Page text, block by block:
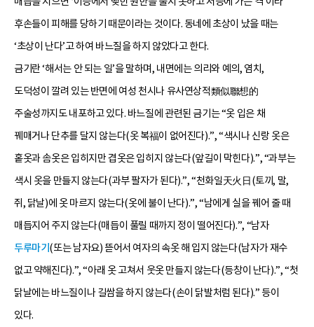
후손들이 피해를 당하기 때문이라는 것이다. 동네에 초상이 났을 때는
‘초상이 난다’고 하여 바느질을 하지 않았다고 한다.
금기란 ‘해서는 안 되는 일’을 말하며, 내면에는 의리와 예의, 염치,
도덕성이 깔려 있는 반면에 여성 천시나 유사연상적類似聯想的
주술성까지도 내포하고 있다. 바느질에 관련된 금기는 “옷 입은 채
꿰매거나 단추를 달지 않는다(옷 복福이 없어진다).”, “색시나 신랑 옷은
홑옷과 솜옷은 입히지만 겹옷은 입히지 않는다(앞길이 막힌다).”, “과부는
색시 옷을 만들지 않는다(과부 팔자가 된다).”, “천화일天火日(토끼, 말,
쥐, 닭날)에 옷 마르지 않는다(옷에 불이 난다).”, “남에게 실을 꿰어 줄 때
매듭지어 주지 않는다(매듭이 풀릴 때까지 정이 떨어진다).”, “남자
두루마기 (또는 남자요) 뜯어서 여자의 속옷 해 입지 않는다(남자가 재수
없고 약해진다).”, “아래 옷 고쳐서 웃옷 만들지 않는다(등창이 난다).”, “첫
닭날에는 바느질이나 길쌈을 하지 않는다(손이 닭발처럼 된다).” 등이
있다.